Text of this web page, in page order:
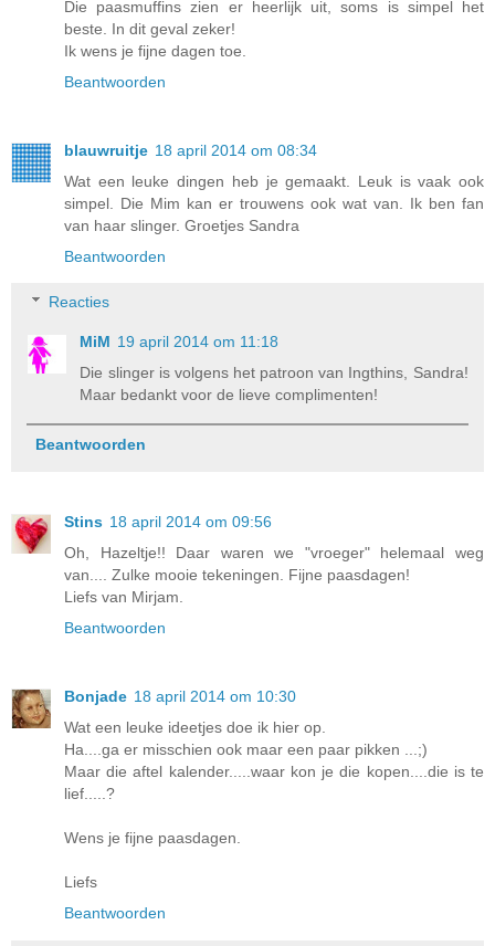
Die paasmuffins zien er heerlijk uit, soms is simpel het
beste. In dit geval zeker!
Ik wens je fijne dagen toe.
Beantwoorden
blauwruitje 18 april 2014 om 08:34
Wat een leuke dingen heb je gemaakt. Leuk is vaak ook
simpel. Die Mim kan er trouwens ook wat van. Ik ben fan
van haar slinger. Groetjes Sandra
Beantwoorden
Reacties
MiM 19 april 2014 om 11:18
Die slinger is volgens het patroon van Ingthins, Sandra!
Maar bedankt voor de lieve complimenten!
Beantwoorden
Stins 18 april 2014 om 09:56
Oh, Hazeltje!! Daar waren we "vroeger" helemaal weg
van.... Zulke mooie tekeningen. Fijne paasdagen!
Liefs van Mirjam.
Beantwoorden
Bonjade 18 april 2014 om 10:30
Wat een leuke ideetjes doe ik hier op.
Ha....ga er misschien ook maar een paar pikken ...;)
Maar die aftel kalender.....waar kon je die kopen....die is te
lief.....?
Wens je fijne paasdagen.
Liefs
Beantwoorden